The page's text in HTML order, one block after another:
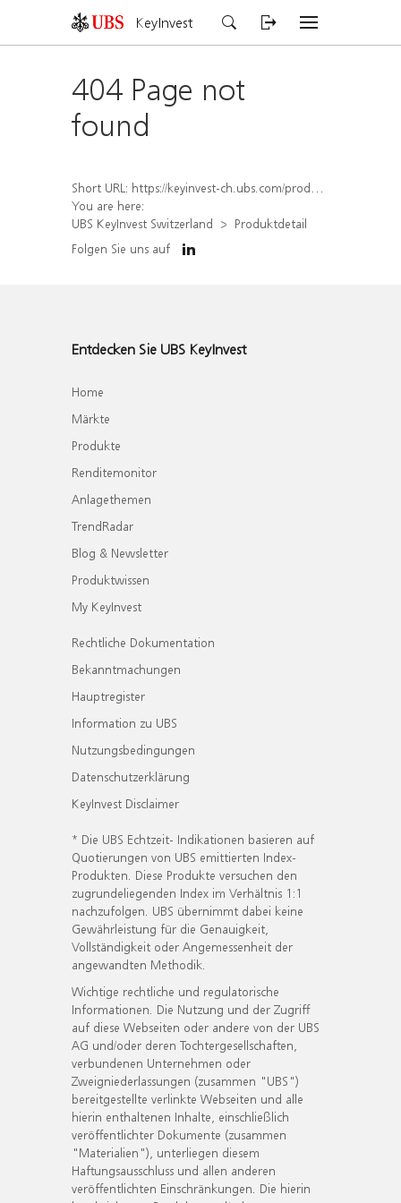
KeyInvest
404 Page not
found
Short URL: https://keyinvest-ch.ubs.com/produkt/detail/index/isin/CH1578000841
You are here:
UBS KeyInvest Switzerland
Produktdetail
Folgen Sie uns auf
Entdecken Sie UBS KeyInvest
Home
Märkte
Produkte
Renditemonitor
Anlagethemen
TrendRadar
Blog & Newsletter
Produktwissen
My KeyInvest
Rechtliche Dokumentation
Bekanntmachungen
Hauptregister
Information zu UBS
Nutzungsbedingungen
Datenschutzerklärung
KeyInvest Disclaimer
* Die UBS Echtzeit- Indikationen basieren auf
Quotierungen von UBS emittierten Index-
Produkten. Diese Produkte versuchen den
zugrundeliegenden Index im Verhältnis 1:1
nachzufolgen. UBS übernimmt dabei keine
Gewährleistung für die Genauigkeit,
Vollständigkeit oder Angemessenheit der
angewandten Methodik.
Wichtige rechtliche und regulatorische
Informationen. Die Nutzung und der Zugriff
auf diese Webseiten oder andere von der UBS
AG und/oder deren Tochtergesellschaften,
verbundenen Unternehmen oder
Zweigniederlassungen (zusammen "UBS")
bereitgestellte verlinkte Webseiten und alle
hierin enthaltenen Inhalte, einschließlich
veröffentlichter Dokumente (zusammen
"Materialien"), unterliegen diesem
Haftungsausschluss und allen anderen
veröffentlichten Einschränkungen. Die hierin